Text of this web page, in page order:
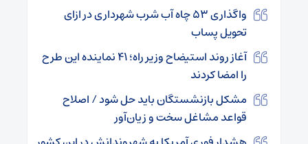
واگذاری ۵۳ چاه آب شرب شهرداری در ازای
تحویل پساب
آغاز روند استیضاح وزیر راه؛ ۴۱ نماینده این طرح
را امضا کردند
مشکل بازنشستگان باید حل شود / اصلاح
قواعد مشاغل سخت و زیان‌آور